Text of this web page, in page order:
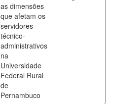
as dimensões
que afetam os
servidores
técnico-
administrativos
na
Universidade
Federal Rural
de
Pernambuco